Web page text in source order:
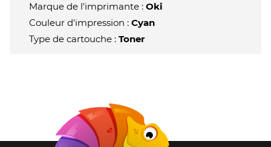
Marque de l'imprimante : Oki
Couleur d'impression : Cyan
Type de cartouche : Toner